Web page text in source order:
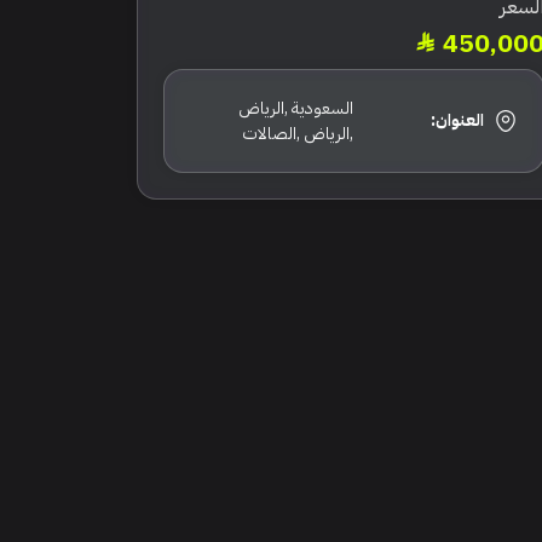
العنوان:
السعودية ,الرياض
,الرياض ,الصالات